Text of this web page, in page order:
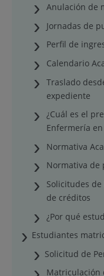
Anulación de
Jornadas de
Perfil de
Calendario
Traslado
expediente
¿Cuál es el
Enfermería
Normativa
Normativa de
Solicitudes
de créditos
¿Por qué
Estudiantes
Solicitud de
Matriculación